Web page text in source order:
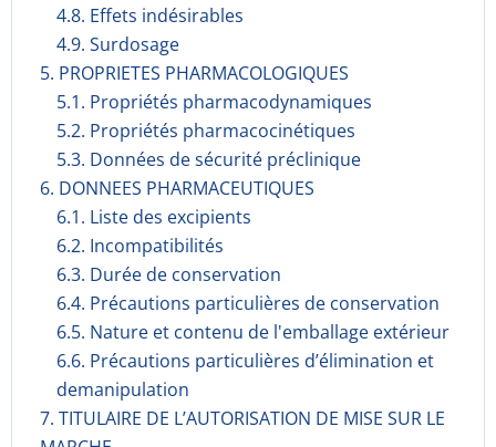
4.8. Effets indésirables
4.9. Surdosage
5. PROPRIETES PHARMACOLOGIQUES
5.1. Propriétés pharmacodynami­ques
5.2. Propriétés pharmacocinéti­ques
5.3. Données de sécurité préclinique
6. DONNEES PHARMACEUTIQUES
6.1. Liste des excipients
6.2. Incompati­bilités
6.3. Durée de conservation
6.4. Précautions particulières de conservation
6.5. Nature et contenu de l'emballage extérieur
6.6. Précautions particulières d’élimination et
demanipulation
7. TITULAIRE DE L’AUTORISATION DE MISE SUR LE